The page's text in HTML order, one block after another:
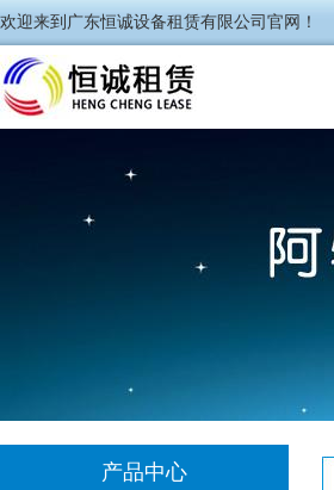
欢迎来到广东恒诚设备租赁有限公司官网！
产品中心